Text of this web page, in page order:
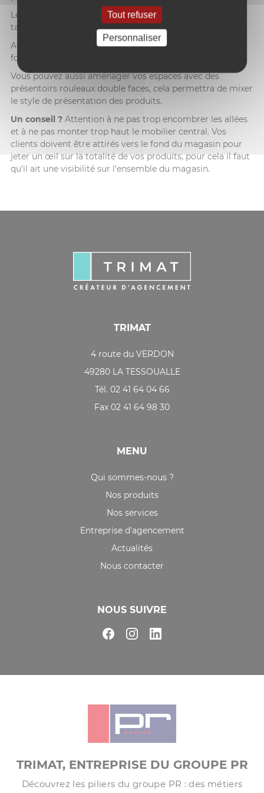
Le plus ? De multiples accessoires qui s’adaptent sur ces
tables : réhausses de tables, ILV/PLV, supports annexes…
Aménagez vos allées avec des tables de découpe
fonctionnelles pour servir vos clients à leur demande.
Vous pouvez aussi aménager vos espaces avec des
présentoirs rouleaux double faces, cela permettra de mixer
le style de présentation des produits.
Un conseil ?Attention à ne pas trop encombrer les allées
et à ne pas monter trop haut le mobilier central. Vos
clients doivent être attirés vers le fond du magasin pour
jeter un œil sur la totalité de vos produits, pour cela il faut
qu’il ait une visibilité sur l’ensemble du magasin.
TRIMAT
4 route du VERDON
49280 LA TESSOUALLE
Tél. 02 41 64 04 66
Fax 02 41 64 98 30
MENU
Qui sommes-nous ?
Nos produits
Nos services
Entreprise d'agencement
Actualités
Nous contacter
NOUS SUIVRE
TRIMAT, ENTREPRISE DU GROUPE PR
Découvrez les piliers du groupe PR : des métiers
Tout refuser
Personnaliser